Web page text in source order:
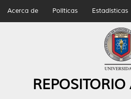
Acerca de Políticas Estadísticas